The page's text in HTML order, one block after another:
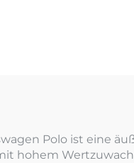
Polo ist eine
hohem